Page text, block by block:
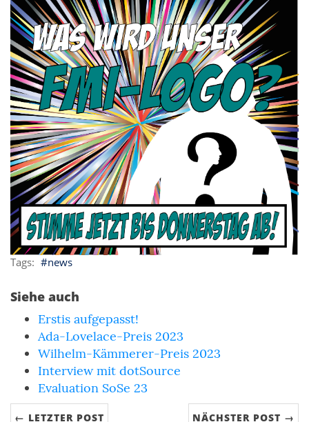
news
Siehe auch
Erstis aufgepasst!
Ada-Lovelace-Preis 2023
Wilhelm-Kämmerer-Preis 2023
Interview mit dotSource
Evaluation SoSe 23
← LETZTER POST NÄCHSTER POST →